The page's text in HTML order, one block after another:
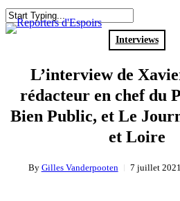
Skip
to
main
Close
Interviews
L’interview de
rédacteur en chef du
Bien Public, et Le
et Loire
By Gilles Vanderpooten 7 juillet 2021